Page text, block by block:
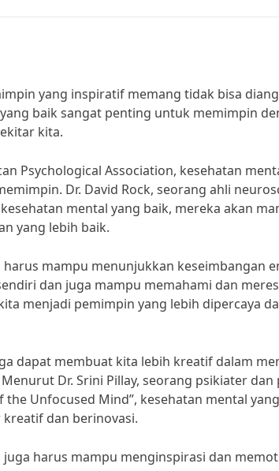
yang inspiratif memang tidak bisa
baik sangat penting untuk memimpin
kita.
Psychological Association, kesehatan
Dr. David Rock, seorang ahli
mental yang baik, mereka akan
yang lebih baik.
mampu menunjukkan keseimbangan
dan juga mampu memahami dan
menjadi pemimpin yang lebih dipercaya
dapat membuat kita lebih kreatif dalam
Dr. Srini Pillay, seorang psikiater dan
Unfocused Mind”, kesehatan mental
dan berinovasi.
harus mampu menginspirasi dan